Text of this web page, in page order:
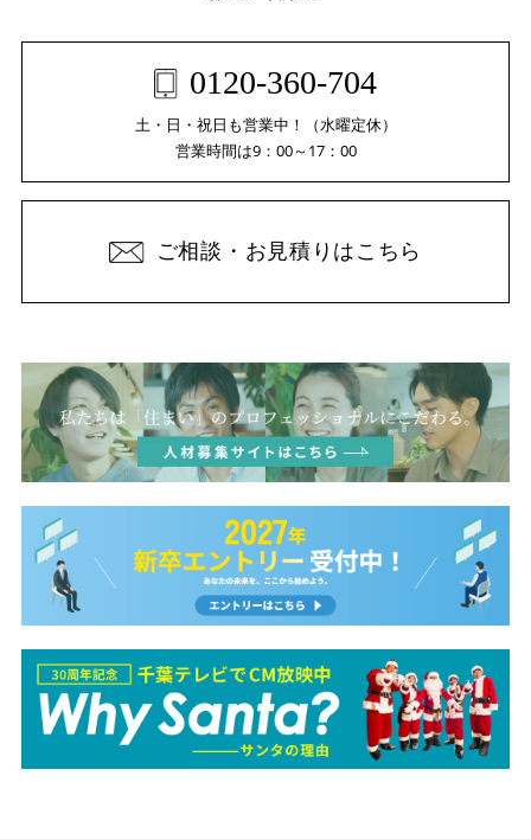
0120-360-704
土・日・祝日も営業中！（水曜定休）
営業時間は9：00～17：00
ご相談・お見積りはこちら